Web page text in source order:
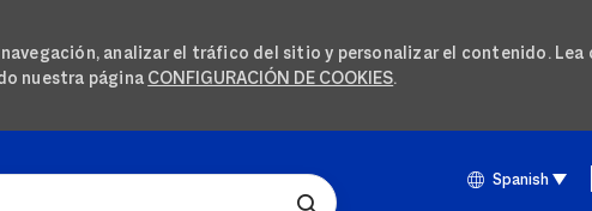
analizar el tráfico del sitio y personalizar el contenido. Lea
nuestra página CONFIGURACIÓN DE COOKIES.
Language
Spanish
Spanish